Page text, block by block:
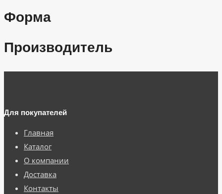
Форма
Производитель
Для покупателей
Главная
Каталог
О компании
Доставка
Контакты